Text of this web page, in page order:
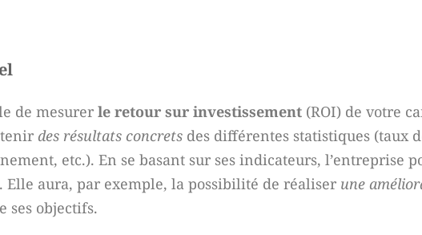
de mesurer le retour sur investissement (ROI) de votre
des résultats concrets des différentes statistiques (taux
etc.). En se basant sur ses indicateurs, l’entreprise
. Elle aura, par exemple, la possibilité de réaliser une
ses objectifs.